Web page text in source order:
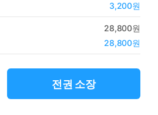
3,200원
28,800원
28,800원
전권 소장